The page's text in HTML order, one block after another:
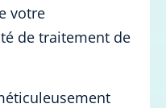
votre
de traitement de